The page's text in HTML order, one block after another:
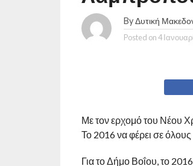
ByΔυτική
Posted on4
Με τον ερχομό του Νέου
Το 2016 να φέρει σε όλους
Για το Δήμο Βοΐου, το